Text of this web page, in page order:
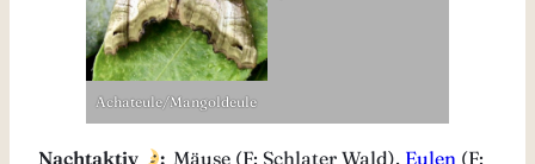
Achateule/Mangoldeule
Nachtaktiv : Mäuse (F: Schlater Wald), Eulen (F: